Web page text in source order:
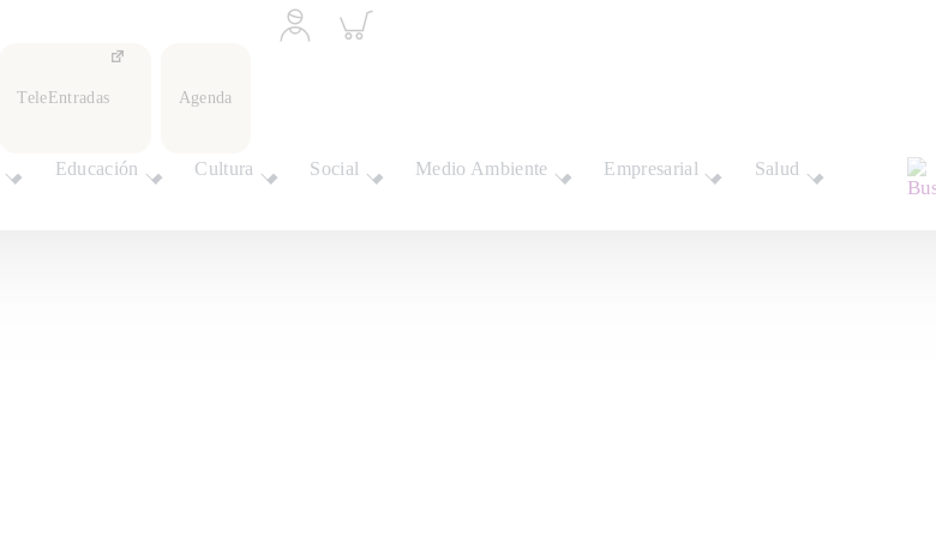
TeleEntradas Agenda
Acceder
a
Inspeccionar
carrito
Educación Cultura Social Medio Ambiente Empresarial Salud